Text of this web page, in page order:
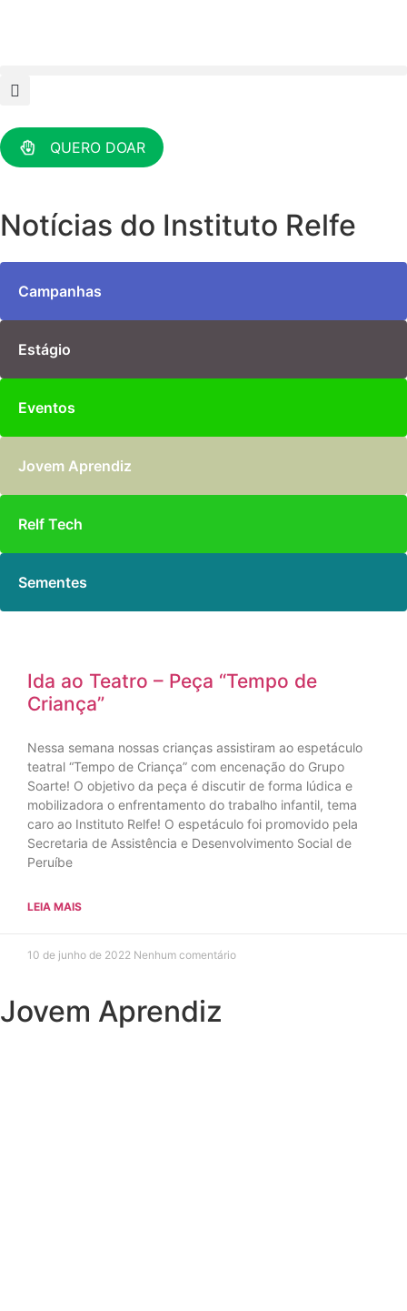
QUERO DOAR
Notícias do Instituto Relfe
Campanhas
Estágio
Eventos
Jovem Aprendiz
Relf Tech
Sementes
Ida ao Teatro – Peça “Tempo de
Criança”
Nessa semana nossas crianças assistiram ao espetáculo
teatral “Tempo de Criança” com encenação do Grupo
Soarte! O objetivo da peça é discutir de forma lúdica e
mobilizadora o enfrentamento do trabalho infantil, tema
caro ao Instituto Relfe! O espetáculo foi promovido pela
Secretaria de Assistência e Desenvolvimento Social de
Peruíbe
LEIA MAIS
10 de junho de 2022 Nenhum comentário
Jovem Aprendiz